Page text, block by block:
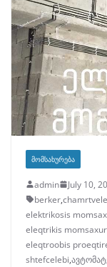
ᲛᲝᲛᲡᲐᲮᲣᲠᲔᲑᲐ
admin July 10,
berker,
elektrikosis
eleqtrikis
eleqtroobis
shtefcelebi,